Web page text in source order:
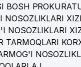
BOSH
NOSOZLIKLARI
NOSOZLIKLARI
TARMOQLARI